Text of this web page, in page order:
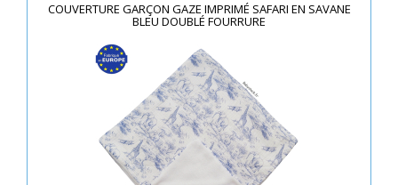
COUVERTURE GARÇON GAZE IMPRIMÉ SAFARI EN SAVANE
BLEU DOUBLÉ FOURRURE